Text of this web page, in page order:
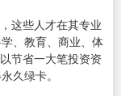
这些人才在其专业
、教育、商业、体
节省一大笔投资资
久绿卡。